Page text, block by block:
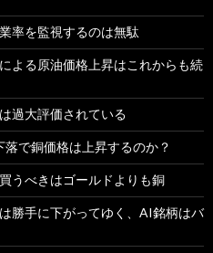
率を監視するのは無駄
よる原油価格上昇はこれからも続
過大評価されている
で銅価格は上昇するのか？
うべきはゴールドよりも銅
勝手に下がってゆく、AI銘柄はバ